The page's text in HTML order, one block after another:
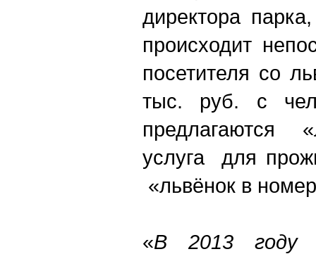
директора
происходит
посетителя со
тыс. руб. с
предлагаются
услуга для
«львёнок в
«В 2013 году